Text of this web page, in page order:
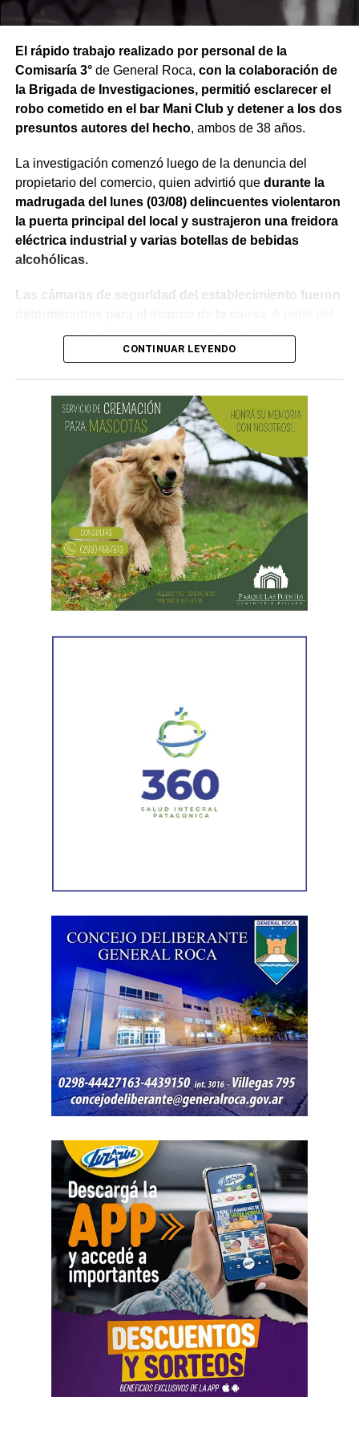
El rápido trabajo realizado por personal de la
Comisaría 3°de General Roca, con la colaboración de
la Brigada de Investigaciones, permitió esclarecer el
robo cometido en el bar Mani Club y detener a los dos
presuntos autores del hecho, ambos de 38 años.
La investigación comenzó luego de la denuncia del
propietario del comercio, quien advirtió que durante la
madrugada del lunes (03/08) delincuentes violentaron
la puerta principal del local y sustrajeron una freidora
eléctrica industrial y varias botellas de bebidas
alcohólicas.
Las cámaras de seguridad del establecimiento fueron
análisis de las imágenes,los investigadores lograron
identificar a los dos sospechosos, quienes quedaron
Durante recorridas preventivas realizadas en distintos
sectores de la ciudad,efectivos de la Comisaría 3°
localizaron primero a uno de los hombres y, horas
más tarde, al segundo. Ambos vestían la misma
indumentaria observada en las filmaciones del robo,
por lo que fueron detenidos por disposición del fiscal de
Posteriormente, personal del Gabinete de Criminalística
realizó las diligencias periciales correspondientes, entre
ellas el registro fotográfico de las prendas utilizadas por
investigación que continúa bajo la órbita del Ministerio
CONTINUAR LEYENDO